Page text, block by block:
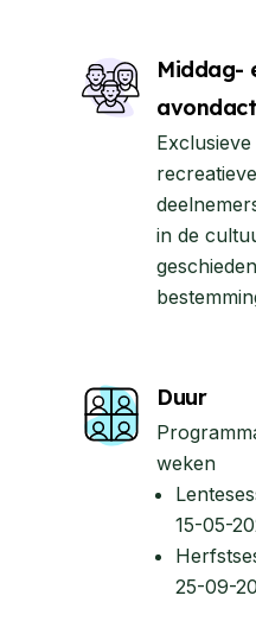
Middag-
in de
Duur
weken
15-05-
25-09-